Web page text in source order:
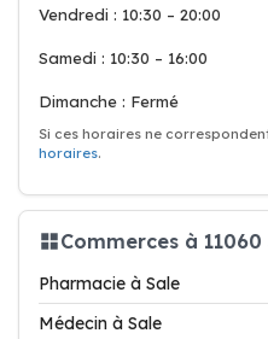
Vendredi : 10:30 – 20:00
Samedi : 10:30 – 16:00
Dimanche : Fermé
Si ces horaires ne
horaires.
Commerces à 11060
Pharmacie à Sale
Médecin à Sale